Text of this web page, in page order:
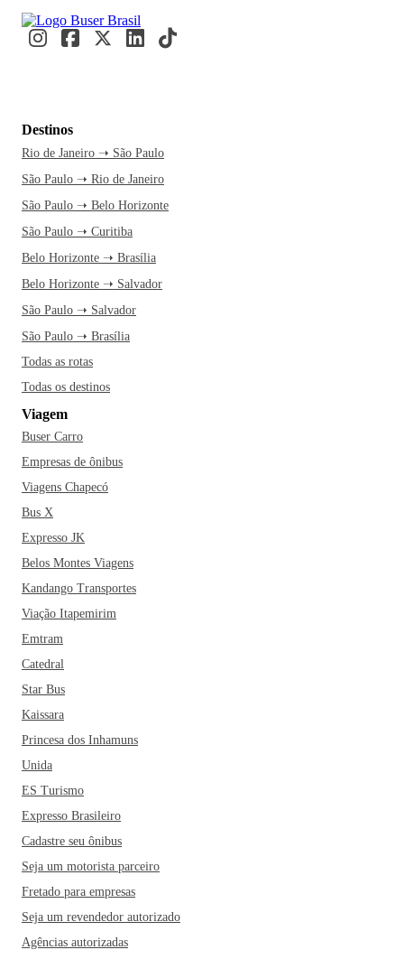
Destinos
Rio de Janeiro ➝ São Paulo
São Paulo ➝ Rio de Janeiro
São Paulo ➝ Belo Horizonte
São Paulo ➝ Curitiba
Belo Horizonte ➝ Brasília
Belo Horizonte ➝ Salvador
São Paulo ➝ Salvador
São Paulo ➝ Brasília
Todas as rotas
Todas os destinos
Viagem
Buser Carro
Empresas de ônibus
Viagens Chapecó
Bus X
Expresso JK
Belos Montes Viagens
Kandango Transportes
Viação Itapemirim
Emtram
Catedral
Star Bus
Kaissara
Princesa dos Inhamuns
Unida
ES Turismo
Expresso Brasileiro
Cadastre seu ônibus
Seja um motorista parceiro
Fretado para empresas
Seja um revendedor autorizado
Agências autorizadas